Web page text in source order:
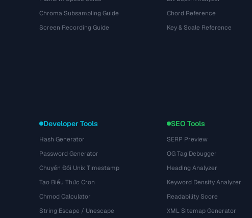
Chroma Subsampling Guide
Screen Recording Guide
Chord Reference
Key & Scale Reference
Developer Tools
Hash Generator
Password Generator
Chuyển Đổi Unix Timestamp
Tạo Biểu Thức Cron
Chmod Calculator
String Escape / Unescape
SEO Tools
SERP Preview
OG Tag Debugger
Heading Analyzer
Keyword Density Analyzer
Readability Score
XML Sitemap Generator